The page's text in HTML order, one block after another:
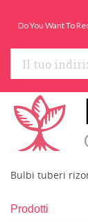
Do You Want To
Bulbi tuberi
Prodotti